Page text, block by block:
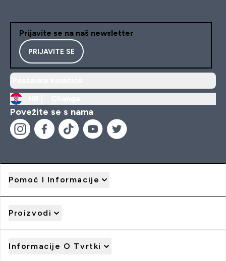
Prijavite se na naš newsletter
PRIJAVITE SE
Povežite se s nama
Pomoć I Informacije
Proizvodi
Informacije O Tvrtki